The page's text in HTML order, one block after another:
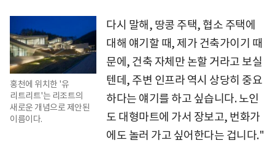
홍천에 위치한 '유
리트리트'는 리조트의
새로운 개념으로 제안된
이름이다.
다시 말해, 땅콩 주택, 협소 주택에
대해 얘기할 때, 제가 건축가이기 때
문에, 건축 자체만 논할 거라고 보실
텐데, 주변 인프라 역시 상당히 중요
하다는 얘기를 하고 싶습니다. 노인
도 대형마트에 가서 장보고, 번화가
에도 놀러 가고 싶어한다는 겁니다."